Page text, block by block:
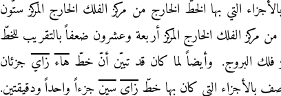
التي بها الخطّ الخارج من مركز الفلك الخارج المركز ستّون
مركز الفلك الخارج المركز أربعة وعشرون ضعفاً بالتقريب للخطّ
فلك البروج.
وأيضاً لما كان قد تبيّن أنّ خطّ هاء زاي جزئان
بالأجزاء التي كان بها خطّ زاي سين جزءاً واحداً ودقيقتين.